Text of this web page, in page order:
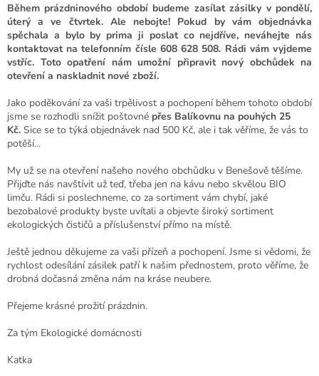
Během prázdninového období budeme zasílat zásilky v pondělí,
úterý a ve čtvrtek. Ale nebojte! Pokud by vám objednávka
spěchala a bylo by prima ji poslat co nejdříve, neváhejte nás
kontaktovat na telefonním čísle 608 628 508. Rádi vám vyjdeme
vstříc. Toto opatření nám umožní připravit nový obchůdek na
otevření a naskladnit nové zboží.
Jako poděkování za vaši trpělivost a pochopení během tohoto období
jsme se rozhodli snížit poštovné přes Balíkovnu na pouhých 25
Kč. Sice se to týká objednávek nad 500 Kč, ale i tak věříme, že vás to
potěší...
My už se na otevření našeho nového obchůdku v Benešově těšíme.
Přijďte nás navštívit už teď, třeba jen na kávu nebo skvělou BIO
limču. Rádi si poslechneme, co za sortiment vám chybí, jaké
bezobalové produkty byste uvítali a objevte široký sortiment
ekologických čističů a příslušenství přímo na místě.
Ještě jednou děkujeme za vaši přízeň a pochopení. Jsme si vědomi, že
rychlost odesílání zásilek patří k našim přednostem, proto věříme, že
drobná dočasná změna nám na kráse neubere.
Přejeme krásné prožití prázdnin.
Za tým Ekologické domácnosti
Katka